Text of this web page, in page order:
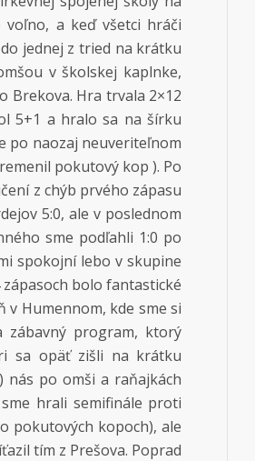
voľno, a keď všetci hráči
jednej z tried na krátku
v školskej kaplnke,
Brekova. Hra trvala 2×12
5+1 a hralo sa na šírku
po naozaj neuveriteľnom
pokutový kop ). Po
z chýb prvého zápasu
5:0, ale v poslednom
sme podľahli 1:0 po
spokojní lebo v skupine
bolo fantastické
v Humennom, kde sme si
zábavný program, ktorý
sa opäť zišli na krátku
nás po omši a raňajkách
hrali semifinále proti
pokutových kopoch), ale
tím z Prešova. Poprad